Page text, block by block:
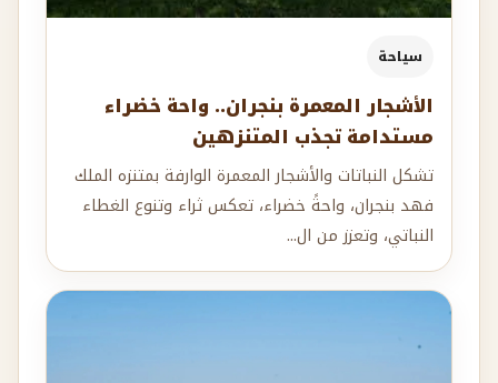
سياحة
الأشجار المعمرة بنجران.. واحة خضراء
مستدامة تجذب المتنزهين
تشكل النباتات والأشجار المعمرة الوارفة بمتنزه الملك
فهد بنجران، واحةً خضراء، تعكس ثراء وتنوع الغطاء
النباتي، وتعزز من ال...